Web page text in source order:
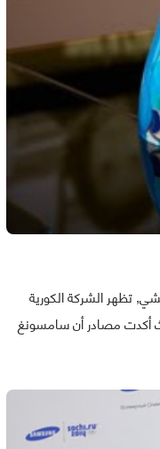
و بالظبط في مدينة سوتشي, تظهر الشركة الكورية
أكدت مصادر أن سامسونغ